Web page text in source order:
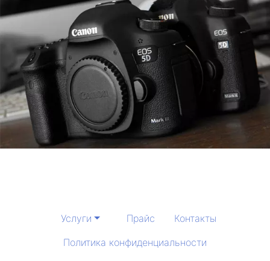
Услуги Прайс
Контакты
Политика конфиденциальности